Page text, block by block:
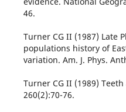
46.
Turner CG II (1987) Late
populations history of
variation. Am. J. Phys.
Turner CG II (1989)
260(2):70-76.